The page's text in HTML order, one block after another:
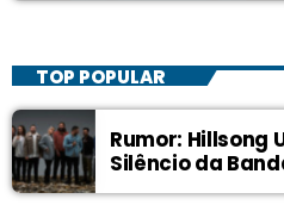
TOP POPULAR
Rumor: Hillsong
Silêncio da